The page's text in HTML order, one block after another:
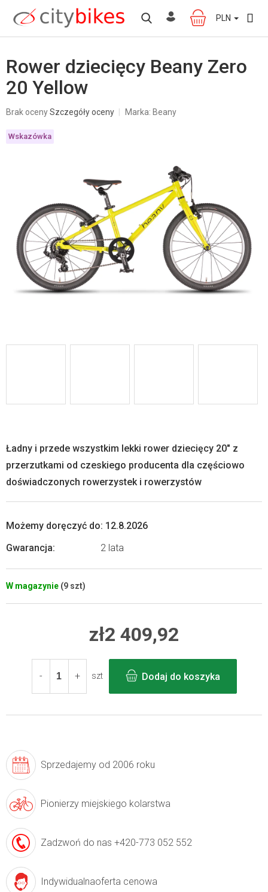
treści
KOSZYK
PLN
Rower dziecięcy Beany Zero
20 Yellow
Średnia
produktu
wynosi
Brak ocenySzczegóły oceny Marka: Beany
Wskazówka
W magazynie (9 szt)
Możemy doręczyć do: 12.8.2026
Gwarancja: 2 lata
Ładny i przede wszystkim lekki rower dziecięcy 20" z
przerzutkami od czeskiego producenta dla częściowo
doświadczonych rowerzystek i rowerzystów
zł2 409,92
jednostkowa:
szt
Dodaj do koszyka
Sprzedajemy od 2006 roku
Pionierzy miejskiego kolarstwa
Zadzwoń do nas +420-773 052 552
Indywidualnaoferta cenowa